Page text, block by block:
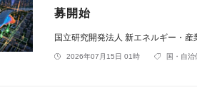
募開始
国立研究開発法人 新エネルギー・産
2026年07月15日 01時 国・自治